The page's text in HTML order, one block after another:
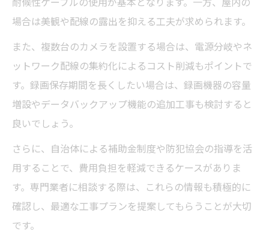
防犯カメラ設置経験豊富な業者の見極め方
保証内容とアフターサービスの確認方法
現地調査の丁寧さが失敗を防ぐポイント
長く使える防犯カメラ設置の業者選定法
場合は美観や配線の露出を抑える工夫が求められます。
また、複数台のカメラを設置する場合は、電源分岐やネ
ットワーク配線の集約化によるコスト削減もポイントで
す。録画保存期間を長くしたい場合は、録画機器の容量
増設やデータバックアップ機能の追加工事も検討すると
良いでしょう。
さらに、自治体による補助金制度や防犯協会の指導を活
用することで、費用負担を軽減できるケースがありま
す。専門業者に相談する際は、これらの情報も積極的に
確認し、最適な工事プランを提案してもらうことが大切
です。